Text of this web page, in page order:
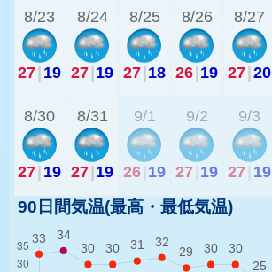
8/23
27| 19
8/24
27|19
8/25
27|18
8/26
26|19
8/27
27|20
8/30
27| 19
8/31
27|19
9/1
26 19
9/2
27 19
9/3
27 19
90日間気温(最高・最低気温)